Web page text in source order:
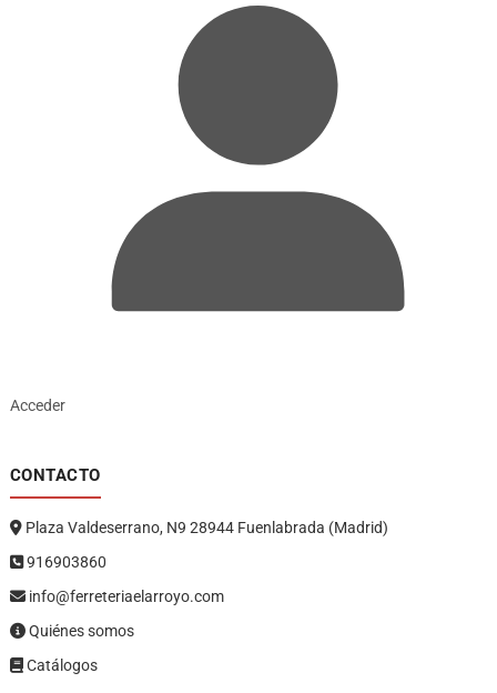
Acceder
CONTACTO
Plaza Valdeserrano, N9 28944 Fuenlabrada (Madrid)
916903860
info@ferreteriaelarroyo.com
Quiénes somos
Catálogos